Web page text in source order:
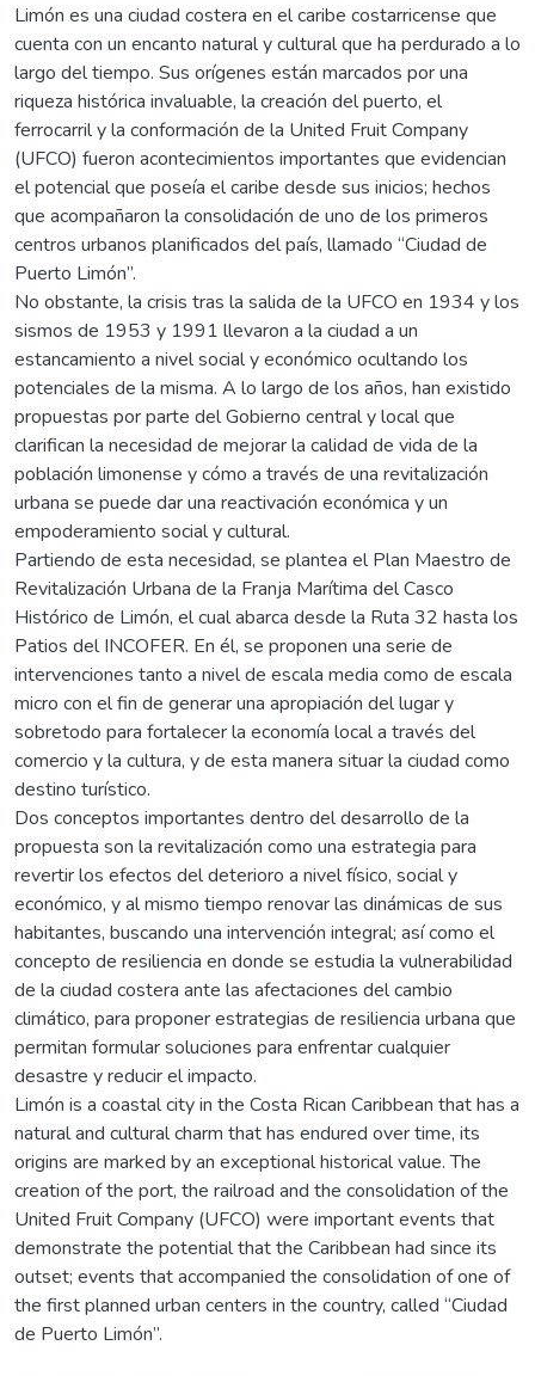
Limón es una ciudad costera en el caribe costarricense que
cuenta con un encanto natural y cultural que ha perdurado a lo
largo del tiempo. Sus orígenes están marcados por una
riqueza histórica invaluable, la creación del puerto, el
ferrocarril y la conformación de la United Fruit Company
(UFCO) fueron acontecimientos importantes que evidencian
el potencial que poseía el caribe desde sus inicios; hechos
que acompañaron la consolidación de uno de los primeros
centros urbanos planificados del país, llamado “Ciudad de
Puerto Limón”.
No obstante, la crisis tras la salida de la UFCO en 1934 y los
sismos de 1953 y 1991 llevaron a la ciudad a un
estancamiento a nivel social y económico ocultando los
potenciales de la misma. A lo largo de los años, han existido
propuestas por parte del Gobierno central y local que
clarifican la necesidad de mejorar la calidad de vida de la
población limonense y cómo a través de una revitalización
urbana se puede dar una reactivación económica y un
empoderamiento social y cultural.
Partiendo de esta necesidad, se plantea el Plan Maestro de
Revitalización Urbana de la Franja Marítima del Casco
Histórico de Limón, el cual abarca desde la Ruta 32 hasta los
Patios del INCOFER. En él, se proponen una serie de
intervenciones tanto a nivel de escala media como de escala
micro con el fin de generar una apropiación del lugar y
sobretodo para fortalecer la economía local a través del
comercio y la cultura, y de esta manera situar la ciudad como
destino turístico.
Dos conceptos importantes dentro del desarrollo de la
propuesta son la revitalización como una estrategia para
revertir los efectos del deterioro a nivel físico, social y
económico, y al mismo tiempo renovar las dinámicas de sus
habitantes, buscando una intervención integral; así como el
concepto de resiliencia en donde se estudia la vulnerabilidad
de la ciudad costera ante las afectaciones del cambio
climático, para proponer estrategias de resiliencia urbana que
permitan formular soluciones para enfrentar cualquier
desastre y reducir el impacto.
Limón is a coastal city in the Costa Rican Caribbean that has a
natural and cultural charm that has endured over time, its
origins are marked by an exceptional historical value. The
creation of the port, the railroad and the consolidation of the
United Fruit Company (UFCO) were important events that
demonstrate the potential that the Caribbean had since its
outset; events that accompanied the consolidation of one of
the first planned urban centers in the country, called “Ciudad
de Puerto Limón”.